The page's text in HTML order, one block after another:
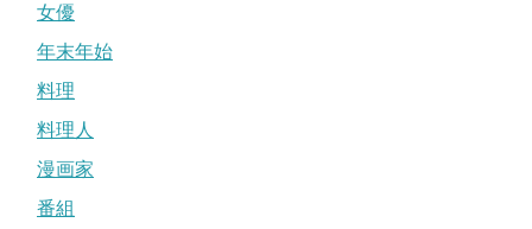
女優
年末年始
料理
料理人
漫画家
番組